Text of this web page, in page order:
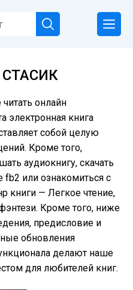
онлайн
электронная книга
собой целую
Кроме того,
аудиокнигу, скачать
fb2 или ознакомиться с
книги — Легкое чтение,
Кроме того, ниже
предисловие и
обновления
делают наше
для любителей книг.